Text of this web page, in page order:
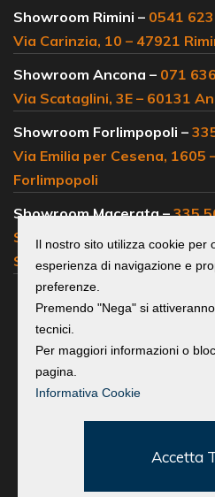
Showroom Rimini – 0541
Via Carinzia, 10 – 47921
Showroom Ancona – 071
Via Scataglini, 3E – 60131
Showroom Forlimpopoli –
Via Emilia per Cesena, 1605
Forlimpopoli
Showroom Macerata –335
SS 77, km 102 – 62019 Loc.
Sambucheto Recanati
Centralino e
uffici commerciali:
Assistenza Volvo:
Assistenza Isuzu, Maxus,
Il nostro sito utilizza cookie per
esperienza di navigazione e
preferenze.
Premendo "Nega" si
tecnici.
Per maggiori informazioni o
pagina.
Informativa Cookie
Accetta